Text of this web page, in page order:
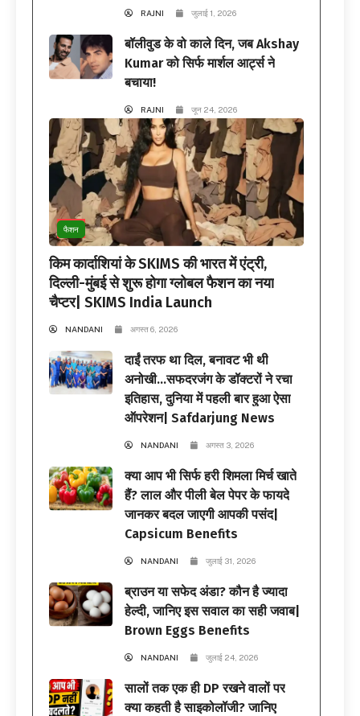
RAJNI जुलाई 1, 2026
बॉलीवुड के वो काले दिन, जब Akshay
Kumar को सिर्फ मार्शल आर्ट्स ने
बचाया!
RAJNI जून 24, 2026
फैशन
किम कार्दाशियां के SKIMS की भारत में एंट्री,
दिल्ली-मुंबई से शुरू होगा ग्लोबल फैशन का नया
चैप्टर| SKIMS India Launch
NANDANI अगस्त 6, 2026
दाईं तरफ था दिल, बनावट भी थी
अनोखी…सफदरजंग के डॉक्टरों ने रचा
इतिहास, दुनिया में पहली बार हुआ ऐसा
ऑपरेशन| Safdarjung News
NANDANI अगस्त 3, 2026
क्या आप भी सिर्फ हरी शिमला मिर्च खाते
हैं? लाल और पीली बेल पेपर के फायदे
जानकर बदल जाएगी आपकी पसंद|
Capsicum Benefits
NANDANI जुलाई 31, 2026
ब्राउन या सफेद अंडा? कौन है ज्यादा
हेल्दी, जानिए इस सवाल का सही जवाब|
Brown Eggs Benefits
NANDANI जुलाई 24, 2026
सालों तक एक ही DP रखने वालों पर
क्या कहती है साइकोलॉजी? जानिए